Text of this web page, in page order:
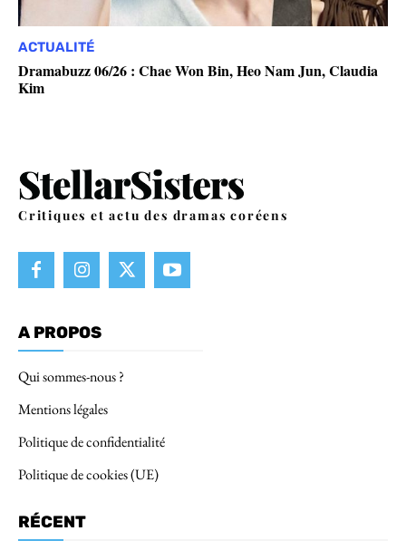
ACTUALITÉ
Dramabuzz 06/26 : Chae Won Bin, Heo Nam Jun, Claudia
Kim
Critiques et actu des dramas coréens
A PROPOS
Qui sommes-nous ?
Mentions légales
Politique de confidentialité
Politique de cookies (UE)
RÉCENT